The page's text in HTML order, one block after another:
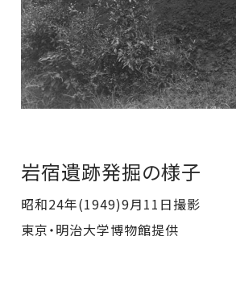
岩宿遺跡発掘の様子
昭和24年(1949)9月11日撮影
東京・明治大学博物館提供